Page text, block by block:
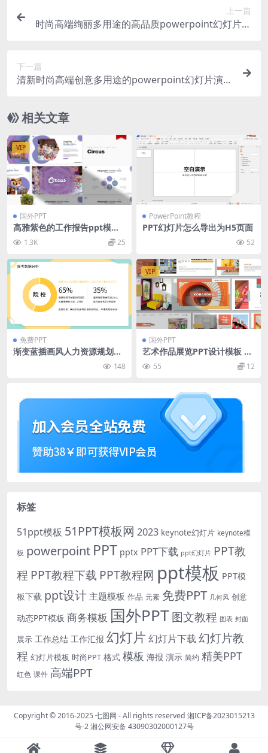
上一篇
时尚高端绚丽多用途的高品质powerpoint幻灯片演
下一篇
清新时尚高端创意多用途的powerpoint幻灯片演示
相关文章
VIP
国外PPT
高雅紫色的工作报告ppt模板
下载 [PPTX]
1.3K 25
PowerPoint教程
PPT幻灯片怎么导出为H5页面
52
免费PPT
渐变蓝插画风人力资源规划pp
148
VIP
国外PPT
艺术作品展览PPT设计模板 Ko
basoku Presentation Temp
late55 12
标签
51ppt模板 51PPT模板网 2023 keynote幻灯片 keynote模
板 powerpoint PPT pptx PPT下载 ppt幻灯片 PPT教
程 PPT教程下载 PPT教程网 ppt模板 PPT模
板下载 ppt设计 主题模板 作品 元素 免费PPT 几何风 创意
动态PPT模板 商务模板 国外PPT图文教程 图表 封面
展示 工作总结 工作汇报 幻灯片 幻灯片下载 幻灯片教
程 幻灯片模板 时尚PPT 格式 模板 海报 演示 简约 精美PPT
红色 课件 高端PPT
Copyright © 2016-2025七图网 - All rights reserved 湘ICP备2023015213
号-2湘公网安备 43090302000127号